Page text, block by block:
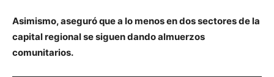
Asimismo, aseguró que a lo menos en dos sectores de la
capital regional se siguen dando almuerzos
comunitarios.